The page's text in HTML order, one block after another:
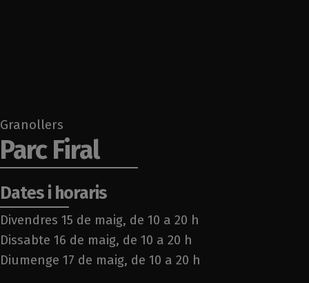
Granollers
Parc Firal
Dates i horaris
Divendres 15 de maig, de 10 a 20 h
Dissabte 16 de maig, de 10 a 20 h
Diumenge 17 de maig, de 10 a 20 h